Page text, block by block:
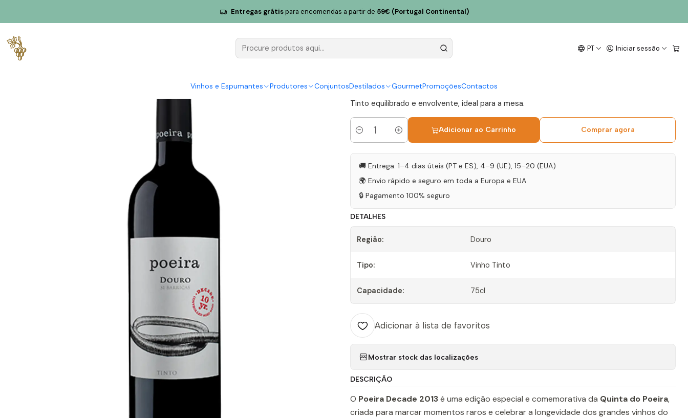
PT Iniciar sessão
Vinhos e Espumantes Produtores ConjuntosDestilados GourmetPromoçõesContactos
Entregas grátispara encomendas a partir de 59€ (Portugal Continental)
Poeira Decade 2013 Douro Tinto 75cl
Poeira Decade 2013 Douro Tinto
|
Tinto equilibrado e envolvente, ideal para a mesa.
Quantidade
Adicionar ao Carrinho Comprar agora
🚚 Entrega: 1–4 dias úteis (PT e ES), 4–9 (UE), 15–20 (EUA)
🌍 Envio rápido e seguro em toda a Europa e EUA
🔒 Pagamento 100% seguro
DETALHES
Região: Douro
Tipo: Vinho Tinto
Capacidade: 75cl
Adicionar à lista de favoritos
Mostrar stock das localizações
DESCRIÇÃO
O Poeira Decade 2013é uma edição especial e comemorativa da Quinta do Poeira,
criada para marcar momentos raros e celebrar a longevidade dos grandes vinhos do